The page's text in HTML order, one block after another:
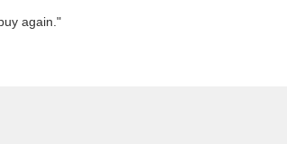
again."